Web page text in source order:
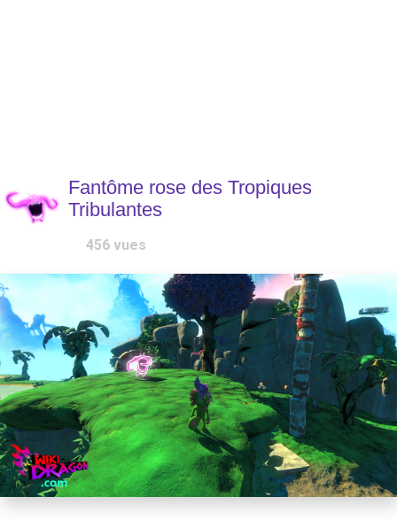
Fantôme rose des Tropiques
Tribulantes
456 vues